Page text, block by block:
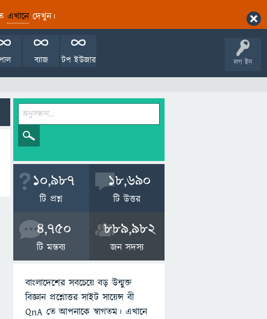
এখানেদেখুন।
লগ ইন
টপ ইউজার
ব্যাজ
10,987
টি প্রশ্ন
18,690
টি উত্তর
4,750
টি মন্তব্য
889,982
জন সদস্য
বাংলাদেশের সবচেয়ে বড় উন্মুক্ত
বিজ্ঞান প্রশ্নোত্তর সাইট সায়েন্স বী
QnA তে আপনাকে স্বাগতম। এখানে